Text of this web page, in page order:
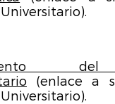
del
(enlace a